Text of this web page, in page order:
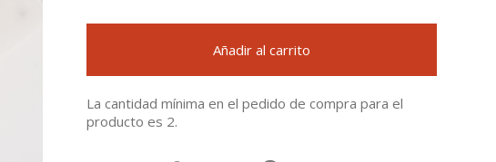
Añadir al carrito
La cantidad mínima en el pedido de compra para el
producto es 2.